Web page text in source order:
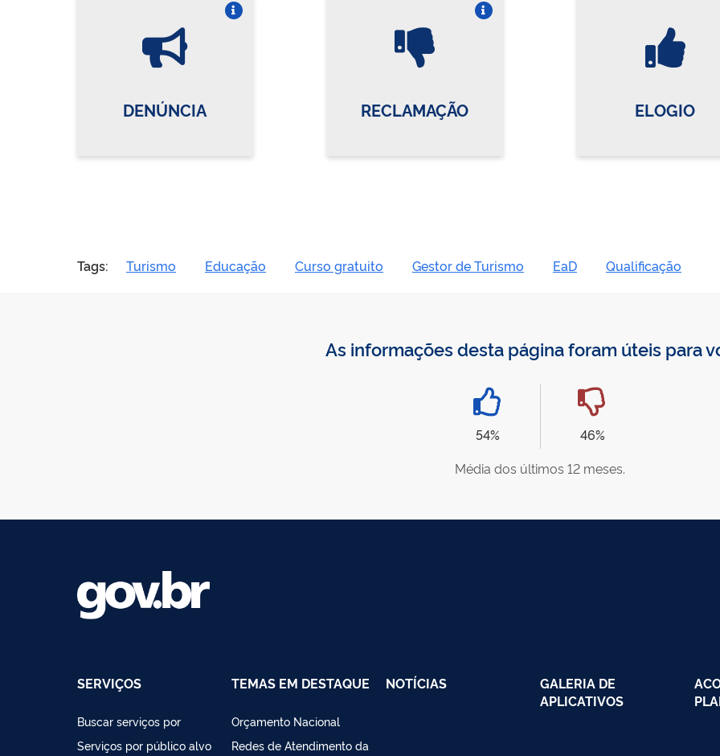
DENÚNCIA RECLAMAÇÃO ELOGIO
Tags: Turismo Educação Curso gratuito Gestor de Turismo EaD Qualificação
As informações desta página foram úteis para
54%
46%
Média dos últimos 12 meses.
SERVIÇOS
Buscar serviços por
Serviços por público alvo
TEMAS EM DESTAQUE
Orçamento Nacional
Redes de Atendimento da
NOTÍCIAS
GALERIA DE
APLICATIVOS